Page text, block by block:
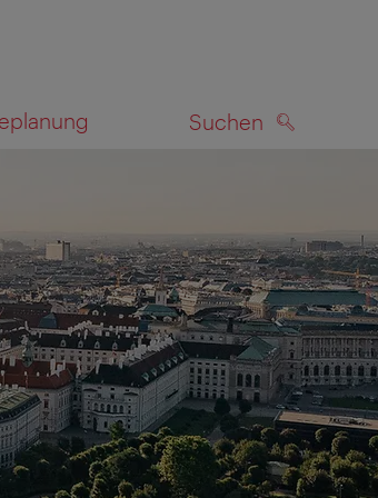
Suchen